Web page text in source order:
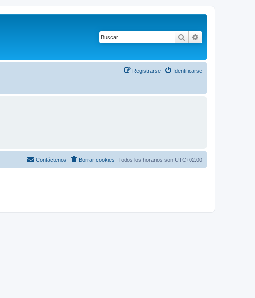
Buscar
Identificarse
Registrarse
Todos los horarios son UTC+02:00
Borrar cookies
Contáctenos